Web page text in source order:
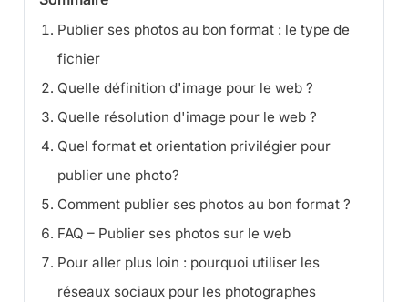
Publier ses photos au bon format : le type de
fichier
Quelle définition d'image pour le web ?
Quelle résolution d'image pour le web ?
Quel format et orientation privilégier pour
publier une photo?
Comment publier ses photos au bon format ?
FAQ – Publier ses photos sur le web
Pour aller plus loin : pourquoi utiliser les
réseaux sociaux pour les photographes